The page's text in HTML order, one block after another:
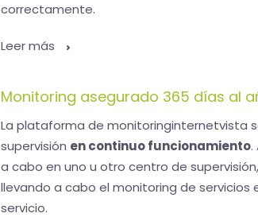
correctamente.
Leer más
Monitoring asegurado 365 días al
La plataforma de monitoringinternetvista
supervisión en continuo funcionamiento.
a cabo en uno u otro centro de
llevando a cabo el monitoring de servicios
servicio.